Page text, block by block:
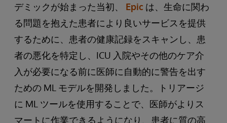
デミックが始まった当初、 Epic は、生命に関わ
る問題を抱えた患者により良いサービスを提供
するために、患者の健康記録をスキャンし、患
者の悪化を特定し、ICU 入院やその他のケア介
入が必要になる前に医師に自動的に警告を出す
ための ML モデルを開発しました。トリアージ
に ML ツールを使用することで、医師がよりス
マートに作業できるようになり、患者に質の高